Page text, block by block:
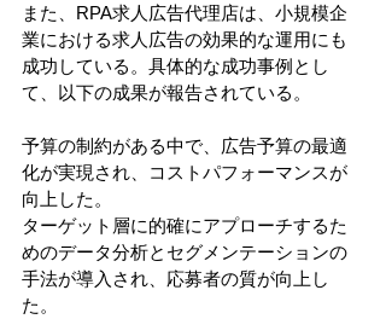
また、RPA求人広告代理店は、小規模企
業における求人広告の効果的な運用にも
成功している。具体的な成功事例とし
て、以下の成果が報告されている。
予算の制約がある中で、広告予算の最適
化が実現され、コストパフォーマンスが
向上した。
ターゲット層に的確にアプローチするた
めのデータ分析とセグメンテーションの
手法が導入され、応募者の質が向上し
た。